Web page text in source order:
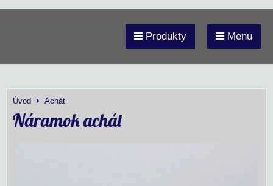
Produkty Menu
Úvod Achát
Náramok achát